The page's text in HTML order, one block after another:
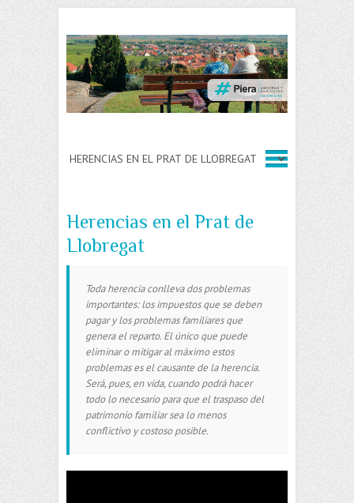
Herencias en el Prat de
Llobregat
Toda herencia conlleva dos problemas
importantes: los impuestos que se deben
pagar y los problemas familiares que
genera el reparto. El único que puede
eliminar o mitigar al máximo estos
problemas es el causante de la herencia.
Será, pues, en vida, cuando podrá hacer
todo lo necesario para que el traspaso del
patrimonio familiar sea lo menos
conflictivo y costoso posible.